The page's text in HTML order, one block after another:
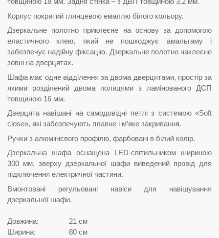
Корпус покритий глянцевою емаллю білого кольору.
Дзеркальне полотно приклеєне на основу за допомогою
еластичного клею, який не пошкоджує амальгаму і
забезпечує надійну фіксацію. Дзеркальне полотно наклеєне
зовні на дверцятах.
Шафа має одне відділення за двома дверцятами, простір за
якими розділений двома полицями з ламінованого ДСП
товщиною 16 мм.
Дверцята навішані на самодовідні петлі з системою «Soft
close», які забезпечують плавне і м’яке закривання.
Ручки з алюмінієвого профілю, фарбовані в білий колір.
Дзеркальна шафа оснащена LED-світильником шириною
300 мм, зверху дзеркальної шафи виведений провід для
підключення електричної частини.
Вмонтовані регульовані навіси для навішування
дзеркальної шафи.
Довжина:
21 см
Ширина:
80 см